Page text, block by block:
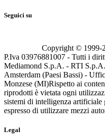
Seguici su
Copyright © 1999-
P.Iva 03976881007 - Tutti i
Mediamond S.p.A. - RTI
Amsterdam (Paesi Bassi) -
Monzese (MI)Rispetto ai
riprodotti è vietata ogni
sistemi di intelligenza
espresso di utilizzare mezzi
Legal